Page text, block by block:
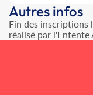
Autres infos
Fin des inscriptions
réalisé par